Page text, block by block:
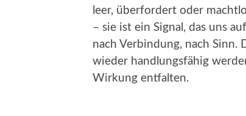
leer, überfordert oder
– sie ist ein Signal, das uns
nach Verbindung, nach
wieder handlungsfähig
Wirkung entfalten.